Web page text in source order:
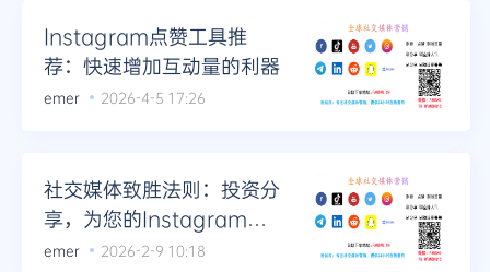
Instagram点赞工具推
荐：快速增加互动量的利器
emer 2026-4-5 17:26
社交媒体致胜法则：投资分
享，为您的Instagram内
容插上翅膀
emer 2026-2-9 10:18